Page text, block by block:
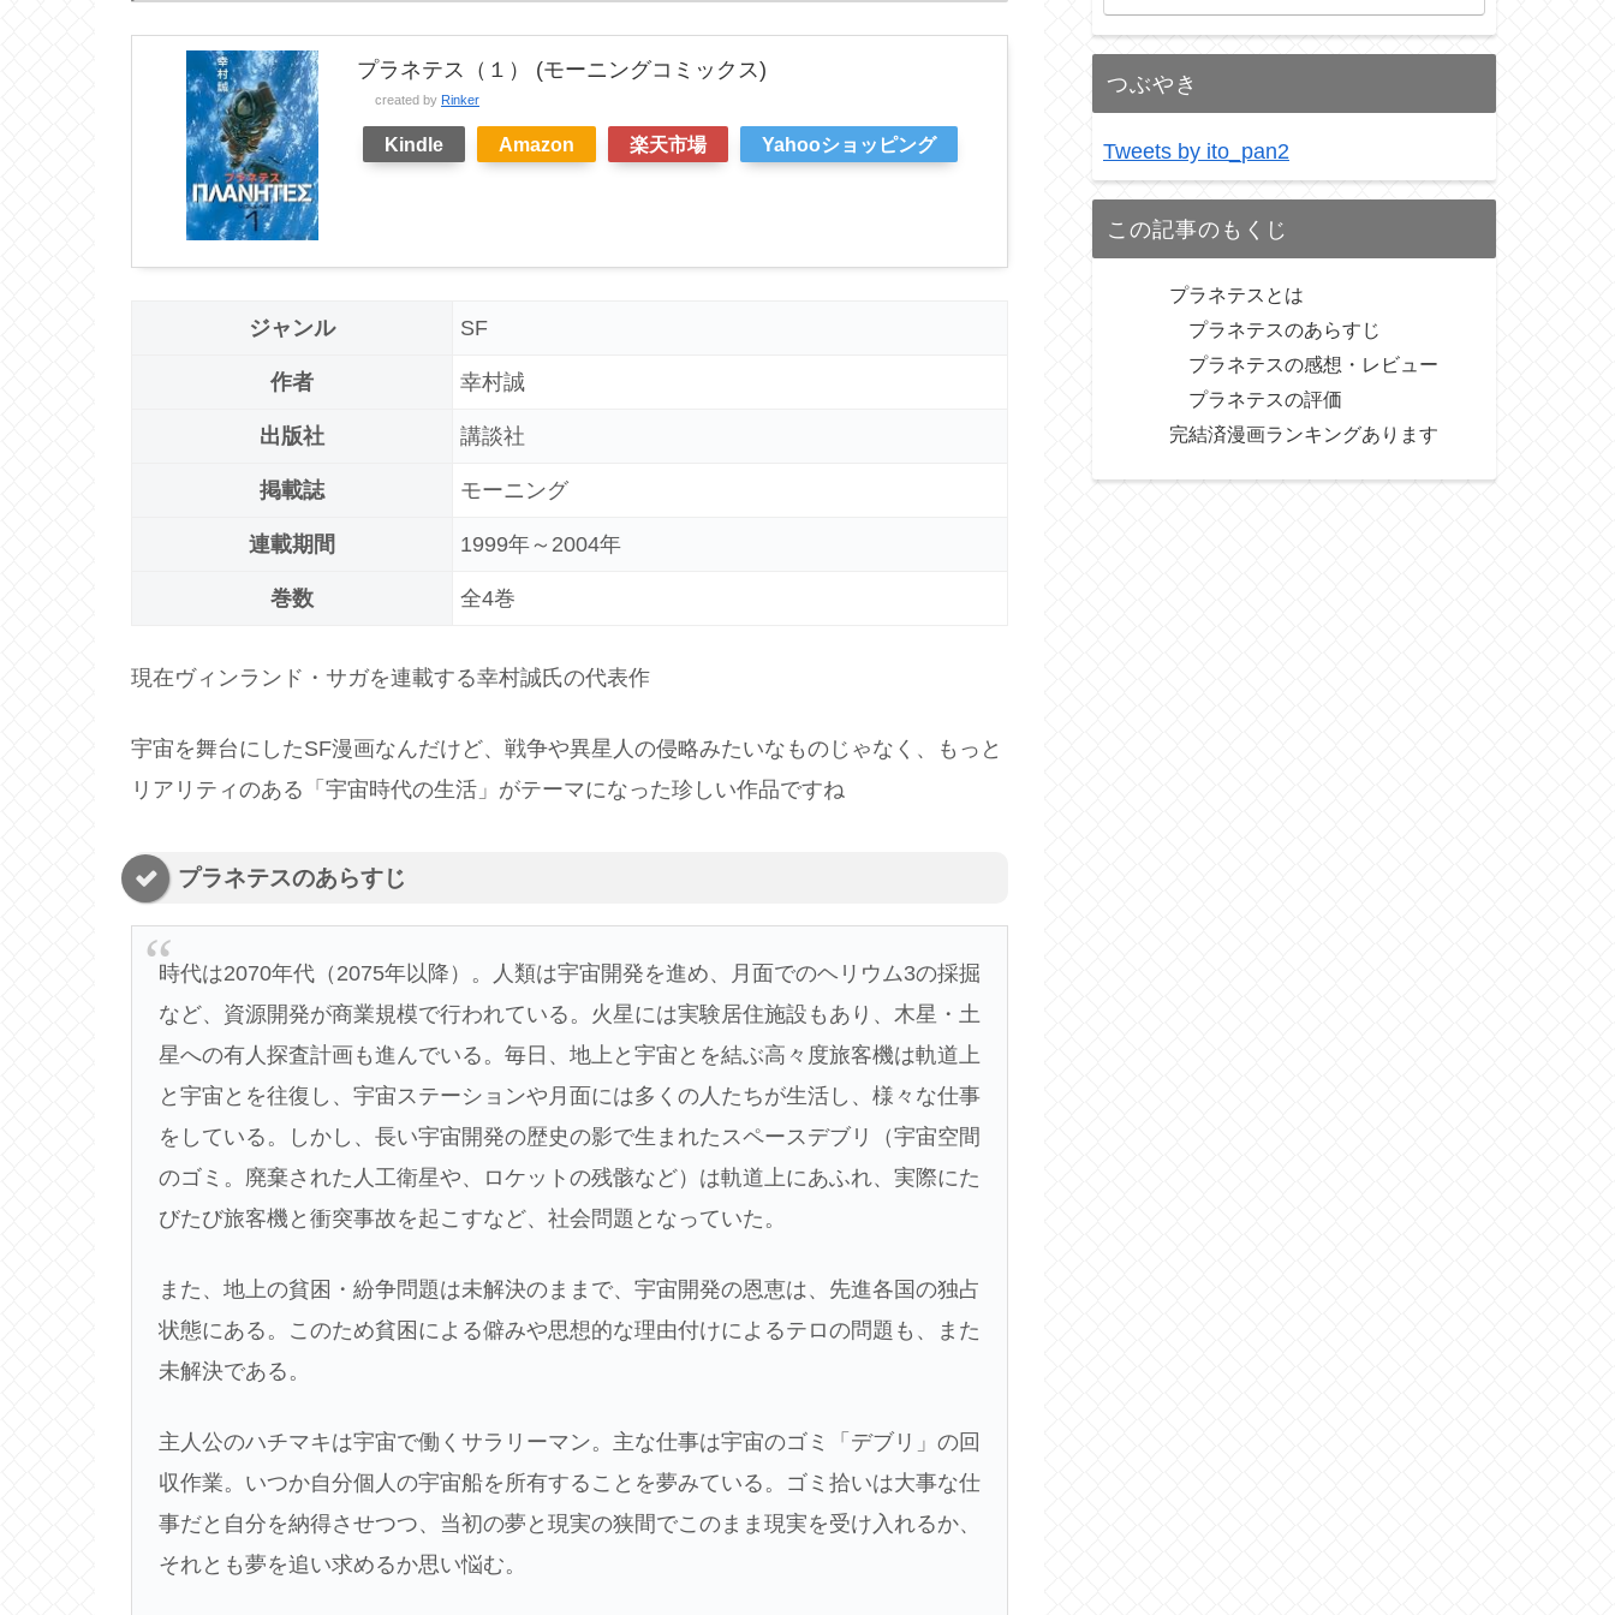
プラネテス（１） (モーニングコミックス)
created by Rinker
Kindle Amazon 楽天市場 Yahooショッピング
ジャンル SF
作者 幸村誠
出版社 講談社
掲載誌 モーニング
連載期間 1999年～2004年
巻数 全4巻
現在ヴィンランド・サガを連載する幸村誠氏の代表作
宇宙を舞台にしたSF漫画なんだけど、戦争や異星人の侵略みたいなものじゃなく、もっと
リアリティのある「宇宙時代の生活」がテーマになった珍しい作品ですね
プラネテスのあらすじ
時代は2070年代（2075年以降）。人類は宇宙開発を進め、月面でのヘリウム3の採掘
など、資源開発が商業規模で行われている。火星には実験居住施設もあり、木星・土
星への有人探査計画も進んでいる。毎日、地上と宇宙とを結ぶ高々度旅客機は軌道上
と宇宙とを往復し、宇宙ステーションや月面には多くの人たちが生活し、様々な仕事
をしている。しかし、長い宇宙開発の歴史の影で生まれたスペースデブリ（宇宙空間
のゴミ。廃棄された人工衛星や、ロケットの残骸など）は軌道上にあふれ、実際にた
びたび旅客機と衝突事故を起こすなど、社会問題となっていた。
また、地上の貧困・紛争問題は未解決のままで、宇宙開発の恩恵は、先進各国の独占
状態にある。このため貧困による僻みや思想的な理由付けによるテロの問題も、また
未解決である。
主人公のハチマキは宇宙で働くサラリーマン。主な仕事は宇宙のゴミ「デブリ」の回
収作業。いつか自分個人の宇宙船を所有することを夢みている。ゴミ拾いは大事な仕
事だと自分を納得させつつ、当初の夢と現実の狭間でこのまま現実を受け入れるか、
それとも夢を追い求めるか思い悩む。
つぶやき
Tweets by ito_pan2
この記事のもくじ
プラネテスとは
プラネテスのあらすじ
プラネテスの感想・レビュー
プラネテスの評価
完結済漫画ランキングあります